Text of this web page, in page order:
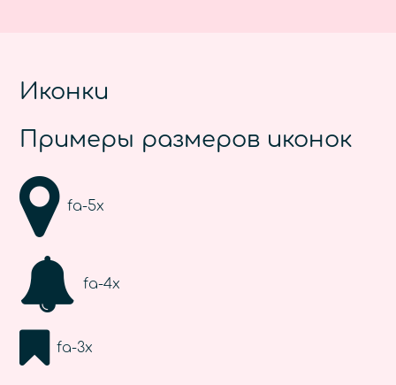
Иконки
Примеры размеров иконок
fa-5x
fa-4x
fa-3x